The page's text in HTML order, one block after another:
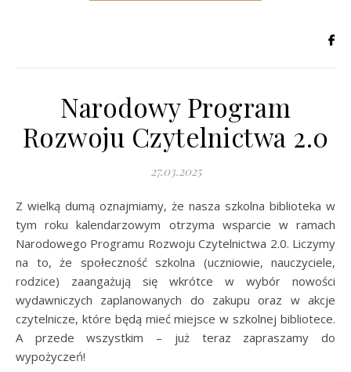
Narodowy Program
Rozwoju Czytelnictwa 2.0
27.03.2025
Z wielką dumą oznajmiamy, że nasza szkolna biblioteka w
tym roku kalendarzowym otrzyma wsparcie w ramach
Narodowego Programu Rozwoju Czytelnictwa 2.0. Liczymy
na to, że społeczność szkolna (uczniowie, nauczyciele,
rodzice) zaangażują się wkrótce w wybór nowości
wydawniczych zaplanowanych do zakupu oraz w akcje
czytelnicze, które będą mieć miejsce w szkolnej bibliotece.
A przede wszystkim – już teraz zapraszamy do
wypożyczeń!